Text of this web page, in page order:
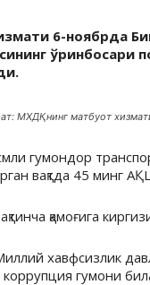
6-ноябрда
ўринбосари
МХДҚнинг матбуот
гумондор
вақтда 45 минг
қамоғига
хавфсизлик
гумони